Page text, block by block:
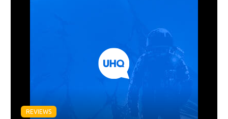
REVIEWS